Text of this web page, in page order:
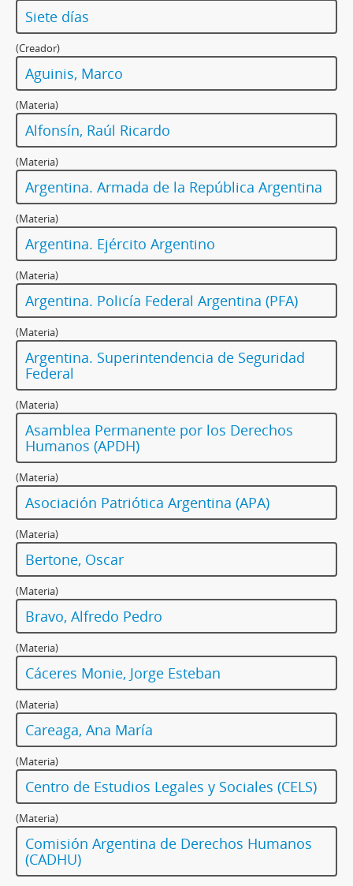
Siete días
(Creador)
Aguinis, Marco
(Materia)
Alfonsín, Raúl Ricardo
(Materia)
Argentina. Armada de la República Argentina
(Materia)
Argentina. Ejército Argentino
(Materia)
Argentina. Policía Federal Argentina (PFA)
(Materia)
Argentina. Superintendencia de Seguridad
Federal
(Materia)
Asamblea Permanente por los Derechos
Humanos (APDH)
(Materia)
Asociación Patriótica Argentina (APA)
(Materia)
Bertone, Oscar
(Materia)
Bravo, Alfredo Pedro
(Materia)
Cáceres Monie, Jorge Esteban
(Materia)
Careaga, Ana María
(Materia)
Centro de Estudios Legales y Sociales (CELS)
(Materia)
Comisión Argentina de Derechos Humanos
(CADHU)